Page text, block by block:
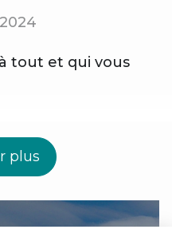
tout et qui vous
plus